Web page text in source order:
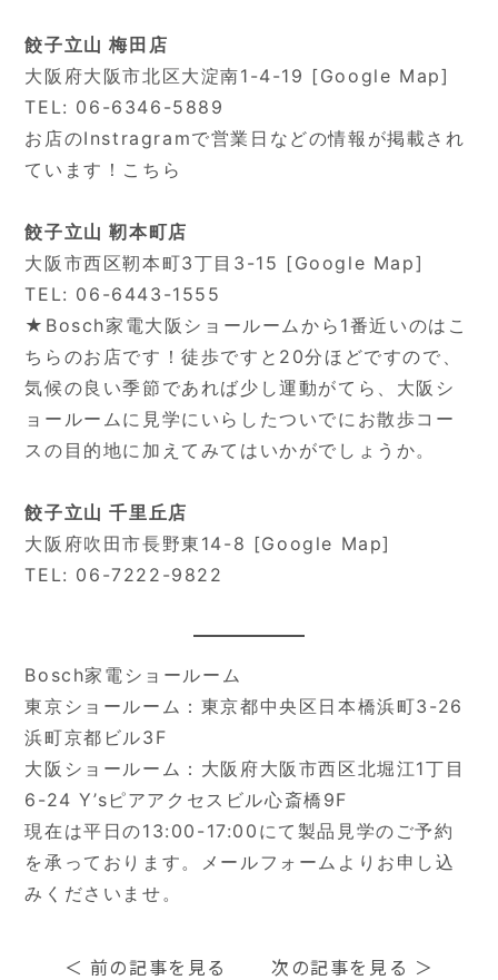
餃子立山 梅田店
大阪府大阪市北区大淀南1-4-19 [Google Map]
TEL: 06-6346-5889
お店のInstragramで営業日などの情報が掲載され
ています！ こちら
餃子立山 靭本町店
大阪市西区靭本町3丁目3-15 [Google Map]
TEL: 06-6443-1555
★Bosch家電大阪ショールームから1番近いのはこ
ちらのお店です！徒歩ですと20分ほどですので、
気候の良い季節であれば少し運動がてら、大阪シ
ョールームに見学にいらしたついでにお散歩コー
スの目的地に加えてみてはいかがでしょうか。
餃子立山 千里丘店
大阪府吹田市長野東14-8 [Google Map]
TEL: 06-7222-9822
Bosch家電ショールーム
東京ショールーム：東京都中央区日本橋浜町3-26
浜町京都ビル3F
大阪ショールーム：大阪府大阪市西区北堀江1丁目
6-24 Y’sピアアクセスビル心斎橋9F
現在は平日の13:00-17:00にて製品見学のご予約
を承っております。
メールフォーム よりお申し込
みくださいませ。
＜ 前の記事を見る 次の記事を見る ＞